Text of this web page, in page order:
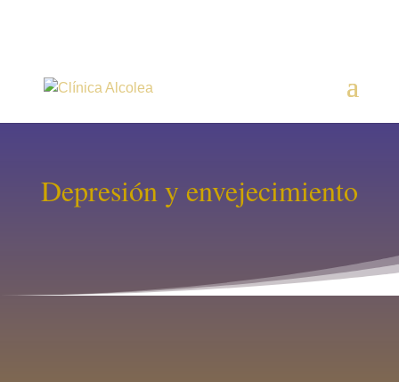
Depresión y envejecimiento